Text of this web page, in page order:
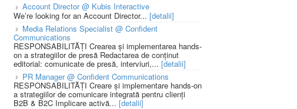
Account Director @ Kubis Interactive
We’re looking for an Account Director... [detalii]
Media Relations Specialist @ Confident
Communications
RESPONSABILITĂȚI Crearea și implementarea hands-
on a strategiilor de presă Redactarea de conținut
editorial: comunicate de presă, interviuri,... [detalii]
PR Manager @ Confident Communications
RESPONSABILITĂȚI Creare și implementare hands-on
a strategiilor de comunicare integrată pentru clienți
B2B & B2C Implicare activă... [detalii]